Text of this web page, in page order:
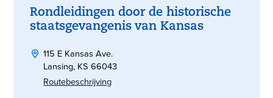
Rondleidingen door de historische
staatsgevangenis van Kansas
115 E Kansas Ave.
Lansing, KS 66043
Routebeschrijving